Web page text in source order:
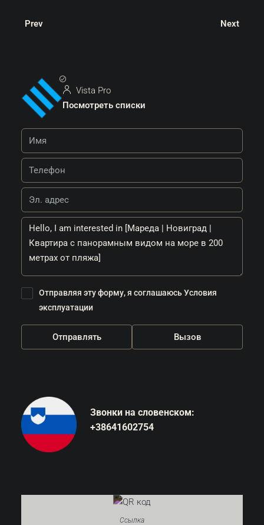
Prev Next
Vista Pro
Посмотреть списки
Отправляя эту форму, я соглашаюсьУсловия
эксплуатации
Отправлять Вызов
Звонки на словенском:
+38641602754
Ссылка